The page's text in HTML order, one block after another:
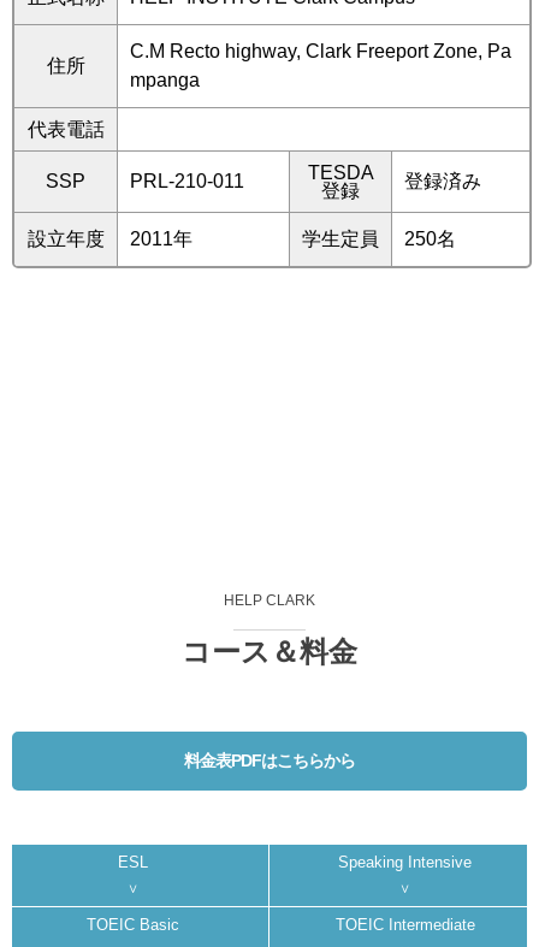
住所
C.M Recto highway, Clark Freeport Zone, Pa
mpanga
代表電話
SSP PRL-210-011
TESDA
登録
登録済み
設立年度 2011年 学生定員 250名
HELP CLARK
コース＆料金
料金表PDFはこちらから
ESL Speaking Intensive
TOEIC Basic TOEIC Intermediate